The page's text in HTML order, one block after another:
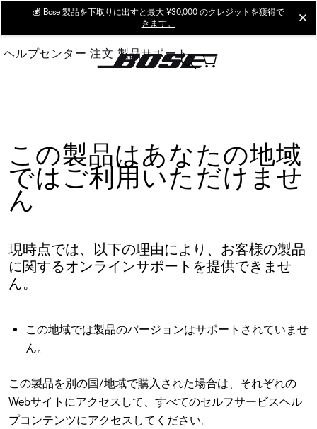
Main
💰 Bose 製品を下取りに出すと最大 ¥30,000 のクレジットを獲得で
きます。
ヘルプセンター 注文 製品サポート
この製品はあなたの地域
ではご利用いただけませ
ん
現時点では、以下の理由により、お客様の製品
に関するオンラインサポートを提供できませ
ん。
この地域では製品のバージョンはサポートされていませ
ん。
この製品を別の国/地域で購入された場合は、それぞれの
Webサイトにアクセスして、すべてのセルフサービスヘル
プコンテンツにアクセスしてください。